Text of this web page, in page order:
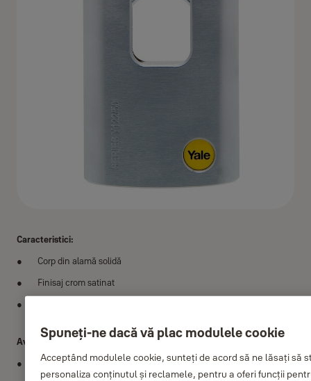
Caracteristici:
Corp din alamă solidă
Finisaj crom satinat
Avantaje:
Închidere dintr-o mișcare
Spuneți-ne dacă vă plac modulele cookie
Acceptând modulele cookie, sunteți de acord să ne lăsați să
personaliza conținutul și reclamele, pentru a oferi funcții